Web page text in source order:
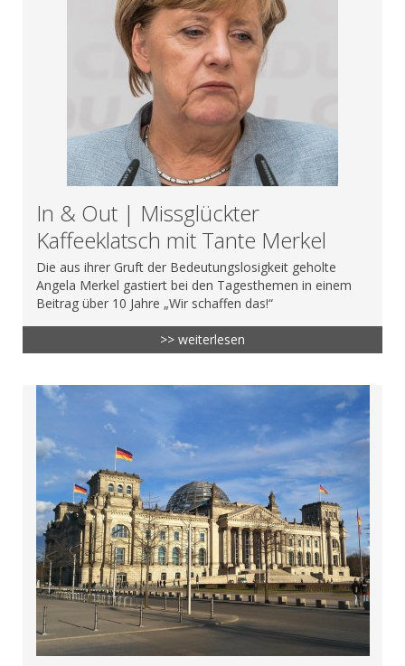
In & Out | Missglückter
Kaffeeklatsch mit Tante Merkel
Die aus ihrer Gruft der Bedeutungslosigkeit geholte
Angela Merkel gastiert bei den Tagesthemen in einem
Beitrag über 10 Jahre „Wir schaffen das!“
>> weiterlesen